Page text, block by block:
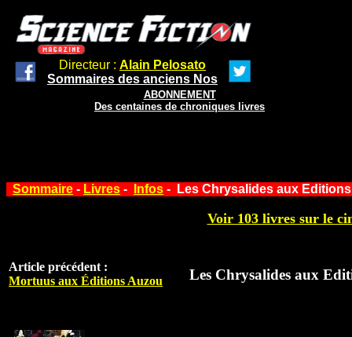
Directeur : Alain Pelosato
Sommaires des anciens Nos
ABONNEMENT
Des centaines de chroniques livres
Sommaire - Livres - Infos - Les Chrysalides aux Editions
Voir 103 livres sur le
Article précédent :
Mortuus aux Éditions Auzou
Les Chrysalides aux